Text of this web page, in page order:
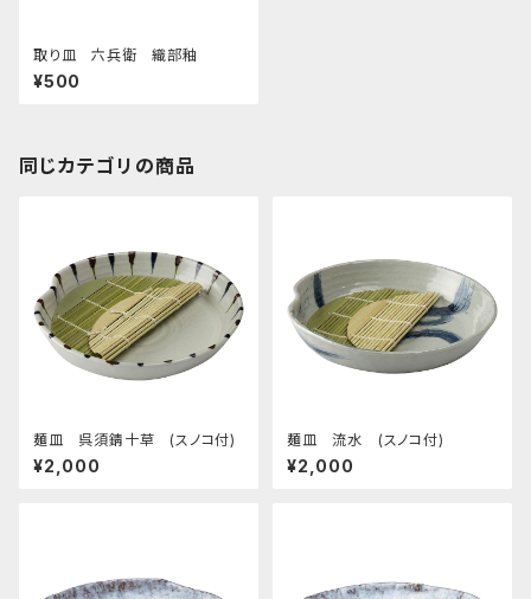
取り皿 六兵衛 織部釉
¥500
同じカテゴリの商品
麺皿 呉須錆十草 (スノコ付)
¥2,000
麺皿 流水 (スノコ付)
¥2,000